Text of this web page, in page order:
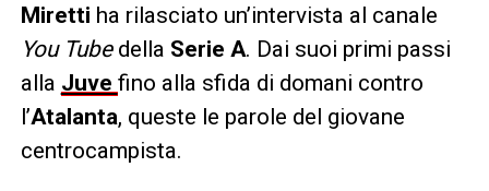
Miretti ha rilasciato un’intervista al canale
You Tubedella Serie A. Dai suoi primi passi
alla Juve fino alla sfida di domani contro
l’Atalanta, queste le parole del giovane
centrocampista.